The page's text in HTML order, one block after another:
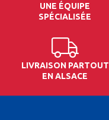
UNE ÉQUIPE
SPÉCIALISÉE
LIVRAISON PARTOUT
EN ALSACE